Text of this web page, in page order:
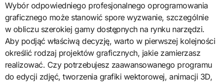
Wybór odpowiedniego profesjonalnego oprogramowania
graficznego może stanowić spore wyzwanie, szczególnie
w obliczu szerokiej gamy dostępnych na rynku narzędzi.
Aby podjąć właściwą decyzję, warto w pierwszej kolejności
określić rodzaj projektów graficznych, jakie zamierzasz
realizować. Czy potrzebujesz zaawansowanego programu
do edycji zdjęć, tworzenia grafiki wektorowej, animacji 3D,